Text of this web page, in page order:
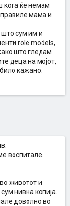
кога ќе немам
мама и
сум им и
role models,
што гледам
деца на мојот,
кажано.
воспитале.
животот и
нивна копија,
доволно во